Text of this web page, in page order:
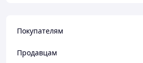
Покупателям
Продавцам